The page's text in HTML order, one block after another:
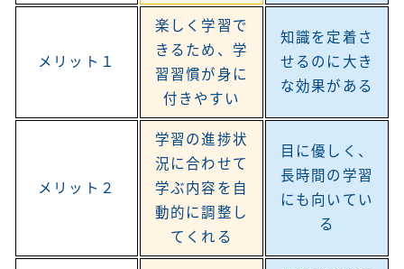
メリット１
楽しく学習で
きるため、学
習習慣が身に
付きやすい
知識を定着さ
せるのに大き
な効果がある
メリット２
学習の進捗状
況に合わせて
学ぶ内容を自
動的に調整し
てくれる
目に優しく、
長時間の学習
にも向いてい
る